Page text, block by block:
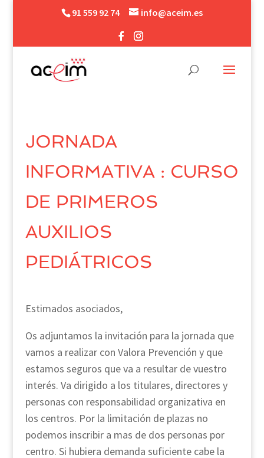
91 559 92 74 info@aceim.es
JORNADA
INFORMATIVA : CURSO
DE PRIMEROS
AUXILIOS
PEDIÁTRICOS
Estimados asociados,
Os adjuntamos la invitación para la jornada que
vamos a realizar con Valora Prevención y que
estamos seguros que va a resultar de vuestro
interés. Va dirigido a los titulares, directores y
personas con responsabilidad organizativa en
los centros. Por la limitación de plazas no
podemos inscribir a mas de dos personas por
centro. Si hubiera demanda suficiente cabe la